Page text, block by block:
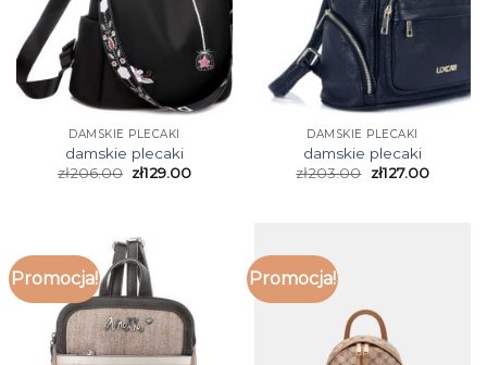
DAMSKIE PLECAKI
damskie plecaki
zł206.00 zł129.00
DAMSKIE PLECAKI
damskie plecaki
zł203.00 zł127.00
Promocja! Promocja!